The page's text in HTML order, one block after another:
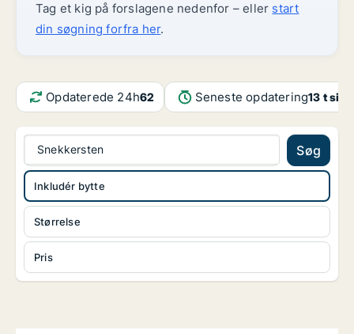
Tag et kig på forslagene nedenfor – eller start
din søgning forfra her.
Opdaterede 24h62 Seneste opdatering13 t
Snekkersten Søg
Størrelse
Pris
Inkludér bytte